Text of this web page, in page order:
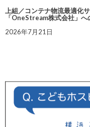
上組／コンテナ物流最適化
「OneStream株式会社」へ
2026年7月21日